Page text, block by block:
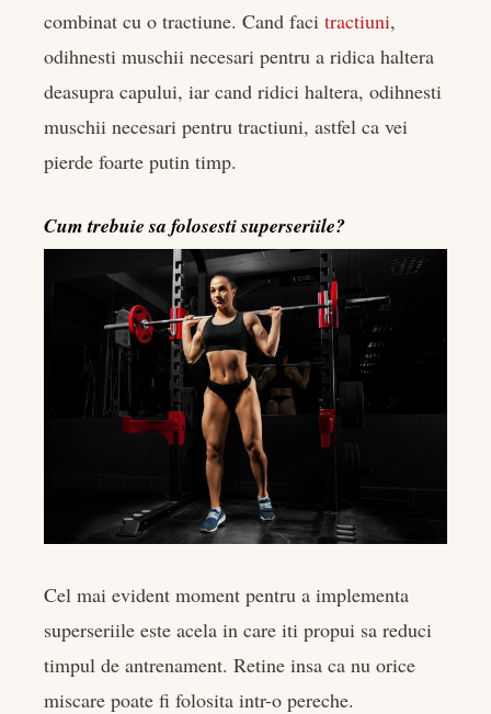
combinat cu o tractiune. Cand faci tractiuni,
odihnesti muschii necesari pentru a ridica haltera
deasupra capului, iar cand ridici haltera, odihnesti
muschii necesari pentru tractiuni, astfel ca vei
pierde foarte putin timp.
Cum trebuie sa folosesti superseriile?
Cel mai evident moment pentru a implementa
superseriile este acela in care iti propui sa reduci
timpul de antrenament. Retine insa ca nu orice
miscare poate fi folosita intr-o pereche.